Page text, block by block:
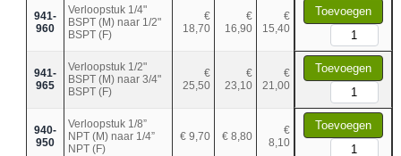
941-
960
Verloopstuk 1/4"
BSPT (M) naar 1/2"
BSPT (F)
€
18,70
€
16,90
€
15,40
Toevoegen
941-
965
Verloopstuk 1/2"
BSPT (M) naar 3/4"
BSPT (F)
€
25,50
€
23,10
€
21,00
Toevoegen
940-
950
Verloopstuk 1/8”
NPT (M) naar 1/4”
NPT (F)
€ 9,70 € 8,80
€
8,10
Toevoegen